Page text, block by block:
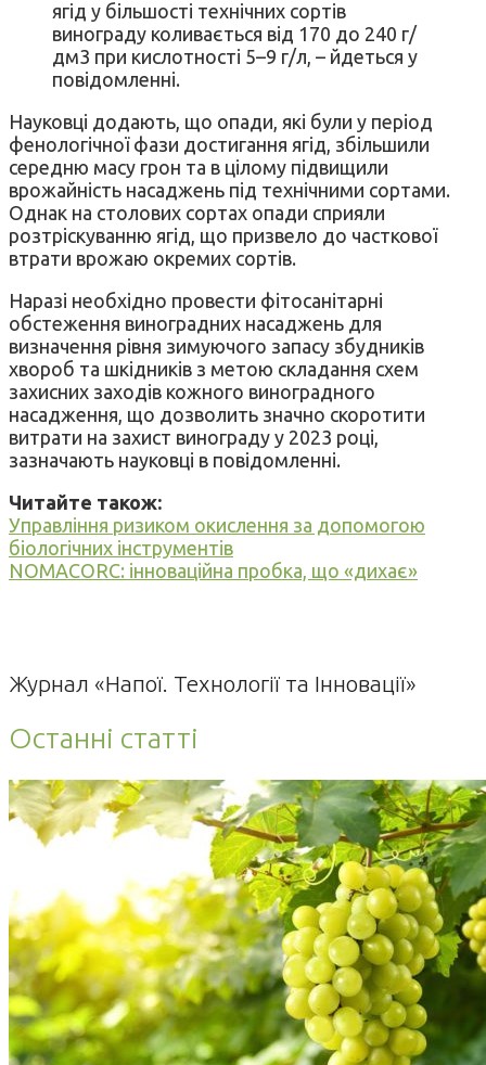
ягід у більшості технічних сортів
винограду коливається від 170 до 240 г/
дм3 при кислотності 5–9 г/л, – йдеться у
повідомленні.
Науковці додають, що опади, які були у період
фенологічної фази достигання ягід, збільшили
середню масу грон та в цілому підвищили
врожайність насаджень під технічними сортами.
Однак на столових сортах опади сприяли
розтріскуванню ягід, що призвело до часткової
втрати врожаю окремих сортів.
Наразі необхідно провести фітосанітарні
обстеження виноградних насаджень для
визначення рівня зимуючого запасу збудників
хвороб та шкідників з метою складання схем
захисних заходів кожного виноградного
насадження, що дозволить значно скоротити
витрати на захист винограду у 2023 році,
зазначають науковці в повідомленні.
Читайте також:
Управління ризиком окислення за допомогою
біологічних інструментів
NOMACORC: інноваційна пробка, що «дихає»
Журнал «Напої. Технології та Інновації»
Останні статті